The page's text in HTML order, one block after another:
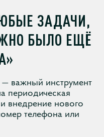
ЗАДАЧИ,
БЫЛО ЕЩЁ
важный инструмент
периодическая
внедрение нового
телефона или